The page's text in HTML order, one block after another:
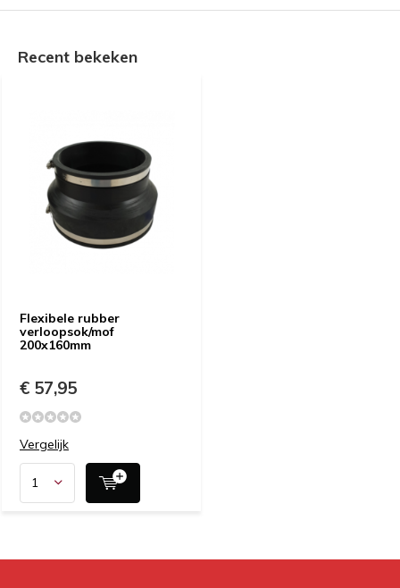
Recent bekeken
Flexibele rubber
verloopsok/mof
200x160mm
€ 57,95
Vergelijk